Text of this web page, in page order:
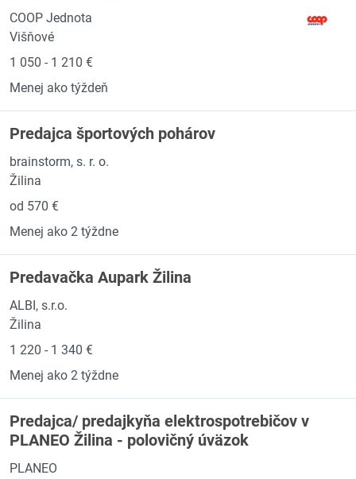
COOP Jednota
Višňové
1 050 - 1 210 €
Menej ako týždeň
Predajca športových pohárov
brainstorm, s. r. o.
Žilina
od 570 €
Menej ako 2 týždne
Predavačka Aupark Žilina
ALBI, s.r.o.
Žilina
1 220 - 1 340 €
Menej ako 2 týždne
Predajca/ predajkyňa elektrospotrebičov v
PLANEO Žilina - polovičný úväzok
PLANEO